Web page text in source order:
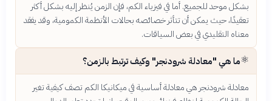
بشكل موحد للجميع. أما في فيزياء الكم، فإن الزمن يُنظر إليه بشكل أكثر
تعقيدًا، حيث يمكن أن تتأثر خصائصه بحالات الأنظمة الكمومية، وقد يفقد
معناه التقليدي في بعض السياقات.
⚛️ما هي "معادلة شرودنجر" وكيف ترتبط بالزمن؟
معادلة شرودنجر هي معادلة أساسية في ميكانيكا الكم تصف كيفية تغير